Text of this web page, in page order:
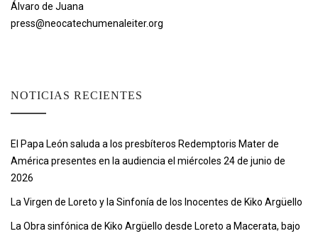
Álvaro de Juana
press@neocatechumenaleiter.org
NOTICIAS RECIENTES
El Papa León saluda a los presbíteros Redemptoris Mater de
América presentes en la audiencia el miércoles 24 de junio de
2026
La Virgen de Loreto y la Sinfonía de los Inocentes de Kiko Argüello
La Obra sinfónica de Kiko Argüello desde Loreto a Macerata, bajo